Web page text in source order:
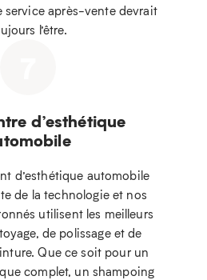
service après-vente devrait
l’être.
d’esthétique
d’esthétique automobile
de la technologie et nos
utilisent les meilleurs
de polissage et de
Que ce soit pour un
complet, un shampoing